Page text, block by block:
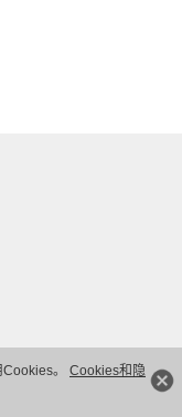
。 Cookies和隐